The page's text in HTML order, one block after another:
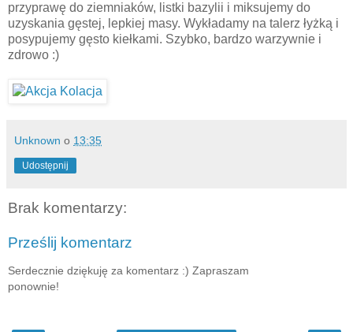
przyprawę do ziemniaków, listki bazylii i miksujemy do
uzyskania gęstej, lepkiej masy. Wykładamy na talerz łyżką i
posypujemy gęsto kiełkami. Szybko, bardzo warzywnie i
zdrowo :)
Unknown o 13:35
Udostępnij
Brak komentarzy:
Prześlij komentarz
Serdecznie dziękuję za komentarz :) Zapraszam
ponownie!